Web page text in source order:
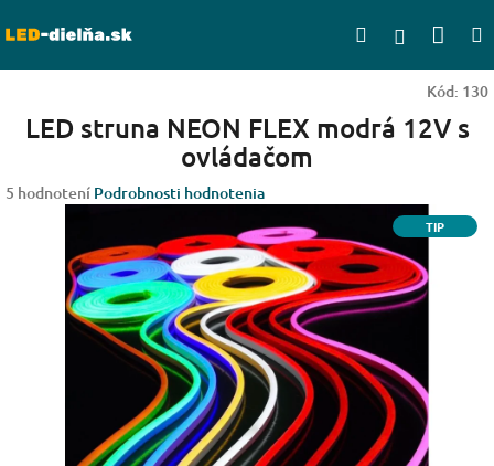
na
Hľadať
Kód: 130
LED struna NEON FLEX modrá 12V s
ovládačom
Priemerné
5 hodnotení Podrobnosti hodnotenia
TIP